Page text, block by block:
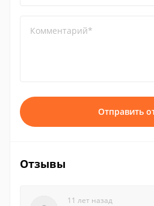
Комментарий*
Отправить
Отзывы
11 лет назад